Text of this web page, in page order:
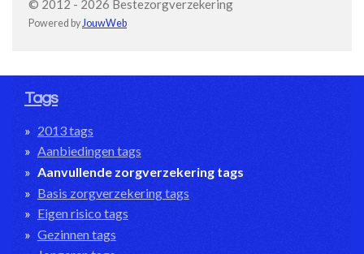
© 2012 - 2026 Bestezorgverzekering
Powered by JouwWeb
Tags
2013 tags
Aanbiedingen tags
Aanvullende zorgverzekering tags
Basis zorgverzekering tags
Eigen risico tags
Gezinnen tags